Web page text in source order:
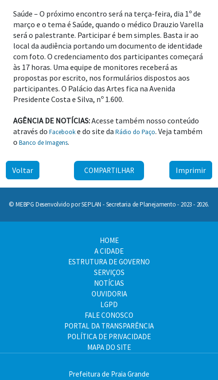
Saúde – O próximo encontro será na terça-feira, dia 1º de
março e o tema é Saúde, quando o médico Drauzio Varella
será o palestrante. Participar é bem simples. Basta ir ao
local da audiência portando um documento de identidade
com foto. O credenciamento dos participantes começará
às 17 horas. Uma equipe de monitores receberá as
propostas por escrito, nos formulários dispostos aos
participantes. O Palácio das Artes fica na Avenida
Presidente Costa e Silva, nº 1.600.
AGÊNCIA DE NOTÍCIAS:Acesse também nosso conteúdo
através do Facebooke do site da Rádio do Paço. Veja também
o Banco de Imagens.
Voltar COMPARTILHAR Imprimir
© MEBPG Desenvolvido por SEPLAN - Secretaria de Planejamento - 2023 - 2026.
HOME
A CIDADE
ESTRUTURA DE GOVERNO
SERVIÇOS
NOTÍCIAS
OUVIDORIA
LGPD
FALE CONOSCO
PORTAL DA TRANSPARÊNCIA
POLÍTICA DE PRIVACIDADE
MAPA DO SITE
Prefeitura de Praia Grande